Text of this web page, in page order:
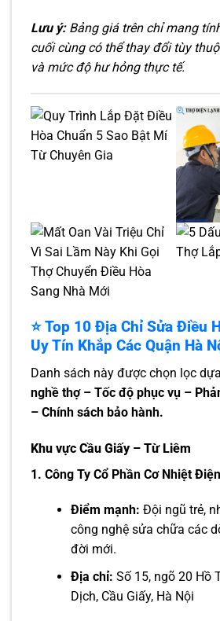
Lưu ý:Bảng giá trên chỉ mang
cuối cùng có thể thay đổi tùy
và mức độ hư hỏng thực tế.
⭐ Top 10 Địa Chỉ Sửa Điều
Uy Tín Khắp Các Quận Hà
Danh sách này được chọn lọc
nghề thợ – Tốc độ phục vụ –
– Chính sách bảo hành.
Khu vực Cầu Giấy – Từ Liêm
1. Công Ty Cổ Phần Cơ Nhiệt
Điểm mạnh: Đội ngũ trẻ,
công nghệ sửa chữa các
đời mới.
Địa chỉ: Số 15, ngõ 20 Hồ
Dịch, Cầu Giấy, Hà Nội